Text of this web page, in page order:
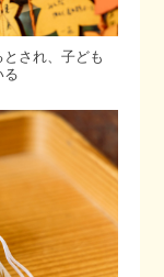
され、子ども